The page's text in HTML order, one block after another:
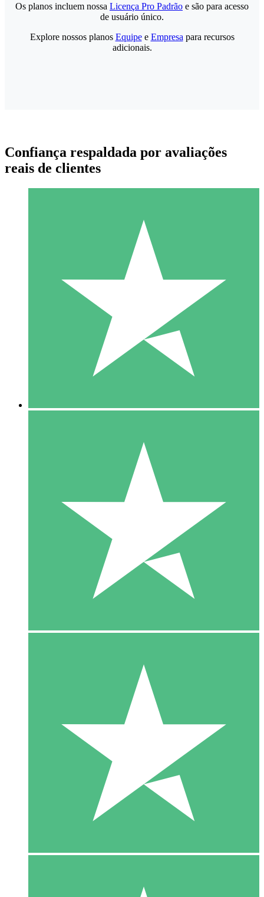
Pacotes de Créditos Individuais
Pague conforme o uso com créditos de download. Sem
1000
10 Downloads
20 00
Os planos incluem nossa Licença Pro Padrão e são para acesso
de usuário único.
Explore nossos planos Equipee Empresa para recursos
adicionais.
Confiança respaldada por avaliações
reais de clientes